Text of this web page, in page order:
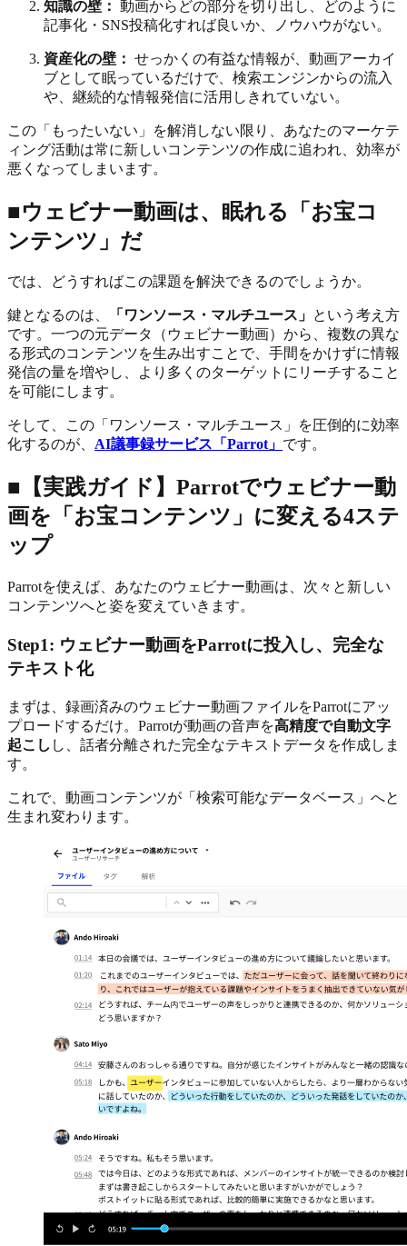
知識の壁： 動画からどの部分を切り出し、どのように
記事化・SNS投稿化すれば良いか、ノウハウがない。
資産化の壁： せっかくの有益な情報が、動画アーカイ
ブとして眠っているだけで、検索エンジンからの流入
や、継続的な情報発信に活用しきれていない。
この「もったいない」を解消しない限り、あなたのマーケテ
ィング活動は常に新しいコンテンツの作成に追われ、効率が
悪くなってしまいます。
■ウェビナー動画は、眠れる「お宝コ
ンテンツ」だ
では、どうすればこの課題を解決できるのでしょうか。
鍵となるのは、 「ワンソース・マルチユース」 という考え方
です。一つの元データ（ウェビナー動画）から、複数の異な
る形式のコンテンツを生み出すことで、手間をかけずに情報
発信の量を増やし、より多くのターゲットにリーチすること
を可能にします。
そして、この「ワンソース・マルチユース」を圧倒的に効率
化するのが、 AI議事録サービス「Parrot」 です。
■【実践ガイド】Parrotでウェビナー動
画を「お宝コンテンツ」に変える4ステ
ップ
Parrotを使えば、あなたのウェビナー動画は、次々と新しい
コンテンツへと姿を変えていきます。
Step1: ウェビナー動画をParrotに投入し、完全な
テキスト化
まずは、録画済みのウェビナー動画ファイルをParrotにアッ
プロードするだけ。Parrotが動画の音声を高精度で自動文字
起こし し、話者分離された完全なテキストデータを作成しま
す。
これで、動画コンテンツが「検索可能なデータベース」へと
生まれ変わります。